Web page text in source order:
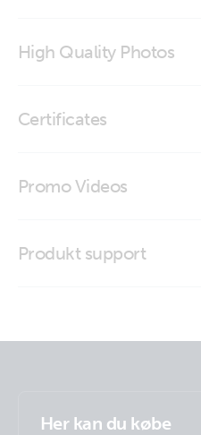
High Quality Photos
Certificates
Controllers
Promo Videos
VictronConnect
Produkt support
Her kan du købe